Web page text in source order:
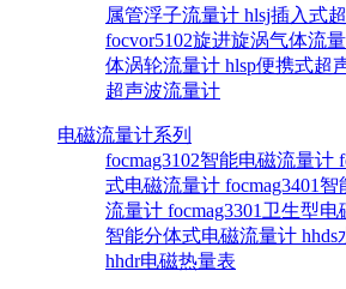
属管浮子流量计 hlsj插入式
focvor5102旋进旋涡气体流
体涡轮流量计 hlsp便携式超
超声波流量计
电磁流量计系列
focmag3102智能电磁流量计
式电磁流量计 focmag3401
流量计 focmag3301卫生型
智能分体式电磁流量计 hhds
hhdr电磁热量表